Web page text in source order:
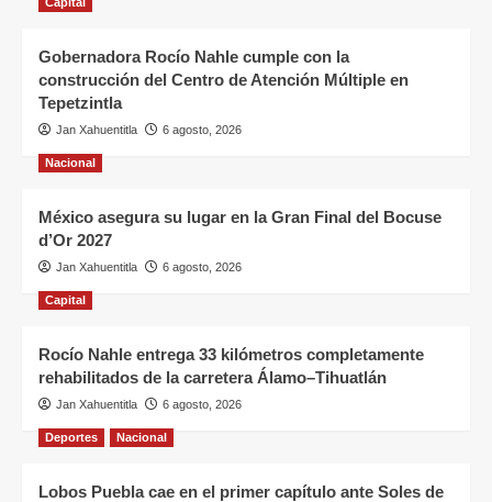
Gobernadora Rocío Nahle cumple con la
construcción del Centro de Atención Múltiple en
Tepetzintla
Jan Xahuentitla 6 agosto, 2026
Nacional
México asegura su lugar en la Gran Final del Bocuse
d’Or 2027
Jan Xahuentitla 6 agosto, 2026
Capital
Rocío Nahle entrega 33 kilómetros completamente
rehabilitados de la carretera Álamo–Tihuatlán
Jan Xahuentitla 6 agosto, 2026
Deportes Nacional
Lobos Puebla cae en el primer capítulo ante Soles de